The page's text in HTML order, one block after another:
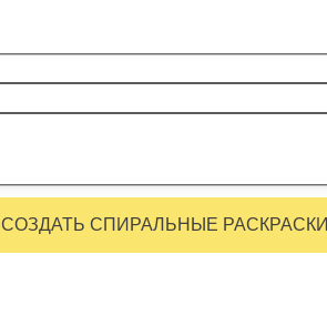
СОЗДАТЬ СПИРАЛЬНЫЕ РАСКРАСКИ